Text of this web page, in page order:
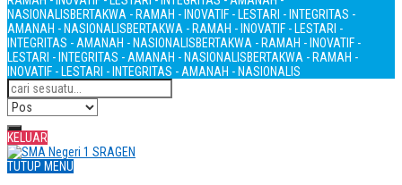
NASIONALISBERTAKWA - RAMAH - INOVATIF - LESTARI - INTEGRITAS -
AMANAH - NASIONALISBERTAKWA - RAMAH - INOVATIF - LESTARI -
INTEGRITAS - AMANAH - NASIONALISBERTAKWA - RAMAH - INOVATIF -
LESTARI - INTEGRITAS - AMANAH - NASIONALISBERTAKWA - RAMAH -
INOVATIF - LESTARI - INTEGRITAS - AMANAH - NASIONALIS
KELUAR
TUTUP MENU